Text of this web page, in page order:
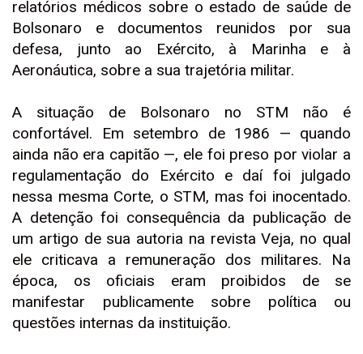
relatórios médicos sobre o estado de saúde de
Bolsonaro e documentos reunidos por sua
defesa, junto ao Exército, à Marinha e à
Aeronáutica, sobre a sua trajetória militar.
A situação de Bolsonaro no STM não é
confortável. Em setembro de 1986 — quando
ainda não era capitão —, ele foi preso por violar a
regulamentação do Exército e daí foi julgado
nessa mesma Corte, o STM, mas foi inocentado.
A detenção foi consequência da publicação de
um artigo de sua autoria na revista Veja, no qual
ele criticava a remuneração dos militares. Na
época, os oficiais eram proibidos de se
manifestar publicamente sobre política ou
questões internas da instituição.